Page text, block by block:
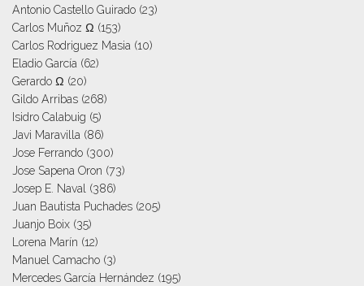
Antonio Castello Guirado (23)
Carlos Muñoz Ω (153)
Carlos Rodriguez Masia (10)
Eladio García (62)
Gerardo Ω (20)
Gildo Arribas (268)
Isidro Calabuig (5)
Javi Maravilla (86)
Jose Ferrando (300)
Jose Sapena Oron (73)
Josep E. Naval (386)
Juan Bautista Puchades (205)
Juanjo Boix (35)
Lorena Marín (12)
Manuel Camacho (3)
Mercedes García Hernández (195)